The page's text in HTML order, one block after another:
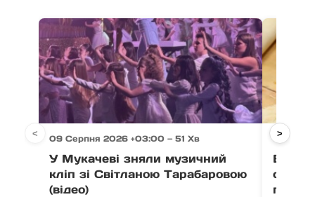
09 Серпня 2026 +03:00 — 51 Хв
У Мукачеві зняли музичний
кліп зі Світланою Тарабаровою
(відео)
09
В
< >